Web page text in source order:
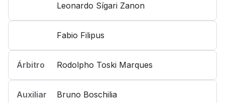
Leonardo Sígari Zanon
Fabio Filipus
Árbitro Rodolpho Toski Marques
Auxiliar Bruno Boschilia